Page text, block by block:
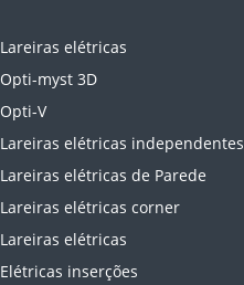
Lareiras elétricas
Opti-myst 3D
Opti-V
Lareiras elétricas independentes
Lareiras elétricas de Parede
Lareiras elétricas corner
Lareiras elétricas
Elétricas inserções